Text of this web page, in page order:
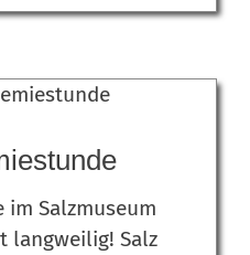
im Salzmuseum
langweilig! Salz